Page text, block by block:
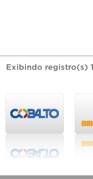
Exibindo registro(s)